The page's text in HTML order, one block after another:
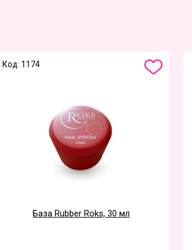
Код: 1174
База Rubber Roks, 30 мл